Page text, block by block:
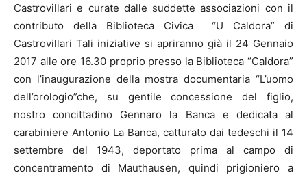
Castrovillari e curate dalle suddette associazioni con il
contributo della Biblioteca Civica “U Caldora” di
Castrovillari Tali iniziative si apriranno già il 24 Gennaio
2017 alle ore 16.30 proprio presso la Biblioteca “Caldora”
con l’inaugurazione della mostra documentaria “L’uomo
dell’orologio”che, su gentile concessione del figlio,
nostro concittadino Gennaro la Banca e dedicata al
carabiniere Antonio La Banca, catturato dai tedeschi il 14
settembre del 1943, deportato prima al campo di
concentramento di Mauthausen, quindi prigioniero a